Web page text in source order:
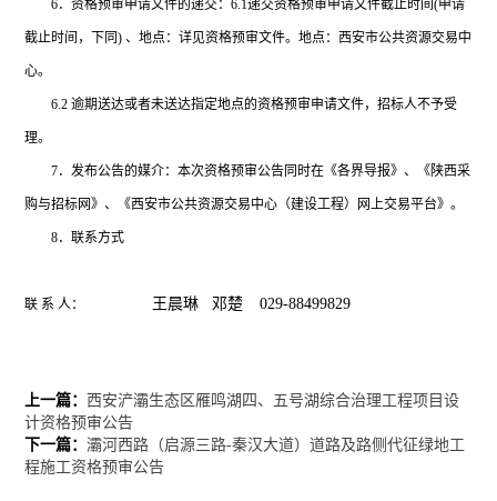
6．资格预审申请文件的递交：6.1递交资格预审申请文件截止时间(申请
截止时间，下同) 、地点：详见资格预审文件。地点：西安市公共资源交易中
心。
6.2逾期送达或者未送达指定地点的资格预审申请文件，招标人不予受
理。
7．发布公告的媒介：本次资格预审公告同时在《各界导报》、《陕西采
购与招标网》、《西安市公共资源交易中心（建设工程）网上交易平台》。
8．联系方式
联 系 人： 王晨琳 邓楚 029-88499829
上一篇： 西安浐灞生态区雁鸣湖四、五号湖综合治理工程项目设
计资格预审公告
下一篇：灞河西路（启源三路-秦汉大道）道路及路侧代征绿地工
程施工资格预审公告